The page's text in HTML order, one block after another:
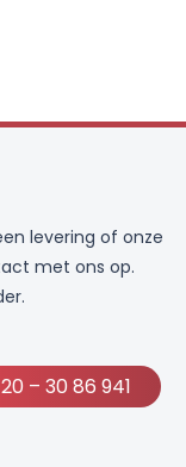
levering of onze
met ons op.
– 30 86 941